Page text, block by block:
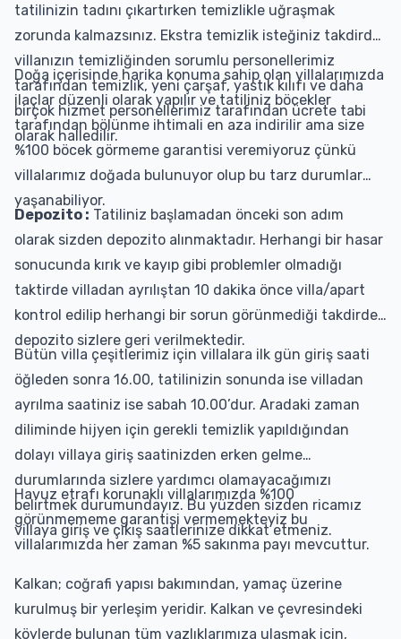
tatilinizin tadını çıkartırken temizlikle uğraşmak
zorunda kalmazsınız. Ekstra temizlik isteğiniz takdirde
villanızın temizliğinden sorumlu personellerimiz
tarafından temizlik, yeni çarşaf, yastık kılıfı ve daha
birçok hizmet personellerimiz tarafından ücrete tabi
olarak halledilir.
Doğa içerisinde harika konuma sahip olan villalarımızda
ilaçlar düzenli olarak yapılır ve tatiliniz böcekler
tarafından bölünme ihtimali en aza indirilir ama size
%100 böcek görmeme garantisi veremiyoruz çünkü
villalarımız doğada bulunuyor olup bu tarz durumlar
yaşanabiliyor.
Depozito : Tatiliniz başlamadan önceki son adım
olarak sizden depozito alınmaktadır. Herhangi bir hasar
sonucunda kırık ve kayıp gibi problemler olmadığı
taktirde villadan ayrılıştan 10 dakika önce villa/apart
kontrol edilip herhangi bir sorun görünmediği takdirde
depozito sizlere geri verilmektedir.
Bütün villa çeşitlerimiz için villalara ilk gün giriş saati
öğleden sonra 16.00, tatilinizin sonunda ise villadan
ayrılma saatiniz ise sabah 10.00’dur. Aradaki zaman
diliminde hijyen için gerekli temizlik yapıldığından
dolayı villaya giriş saatinizden erken gelme
durumlarında sizlere yardımcı olamayacağımızı
belirtmek durumundayız. Bu yüzden sizden ricamız
villaya giriş ve çıkış saatlerinize dikkat etmeniz.
Havuz etrafı korunaklı villalarımızda %100
görünmememe garantisi vermemekteyiz bu
villalarımızda her zaman %5 sakınma payı mevcuttur.
Kalkan; coğrafi yapısı bakımından, yamaç üzerine
kurulmuş bir yerleşim yeridir. Kalkan ve çevresindeki
köylerde bulunan tüm yazlıklarımıza ulaşmak için,